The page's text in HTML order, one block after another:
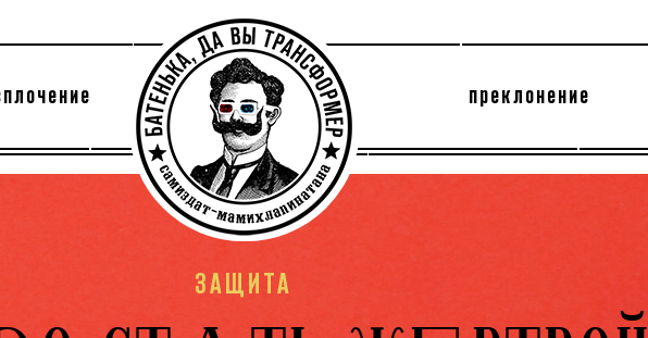
преклонение
ЗАЩИТА